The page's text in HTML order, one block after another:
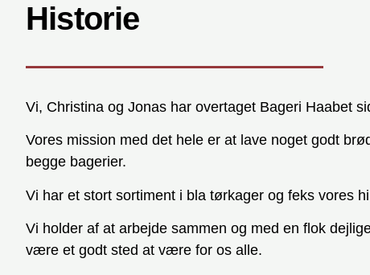
Historie
Vi, Christina og Jonas har overtaget Bageri Haabet
Vores mission med det hele er at lave noget godt
begge bagerier.
Vi har et stort sortiment i bla tørkager og feks vores
Vi holder af at arbejde sammen og med en flok
være et godt sted at være for os alle.